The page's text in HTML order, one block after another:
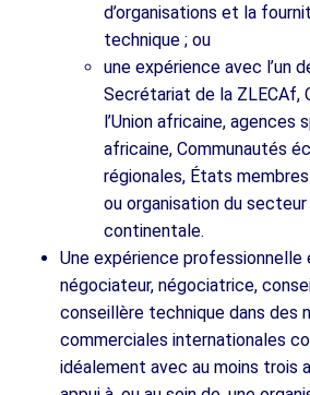
d’organisations et la
technique ; ou
une expérience avec l’un
Secrétariat de la ZLECAf,
l’Union africaine, agences
africaine, Communautés
régionales, États
ou organisation du
continentale.
Une expérience professionnelle
négociateur, négociatrice,
conseillère technique dans des
commerciales internationales
idéalement avec au moins trois